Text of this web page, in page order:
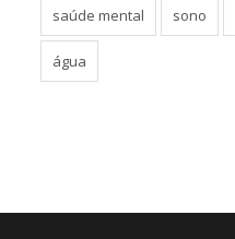
saúde mental sono
água